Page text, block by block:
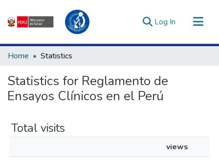
Log In (current)
Communities & Collections
Estadísticas Externas
Enlaces de interés ▾
Home Statistics
Statistics for Reglamento de
Ensayos Clínicos en el Perú
Total visits
views